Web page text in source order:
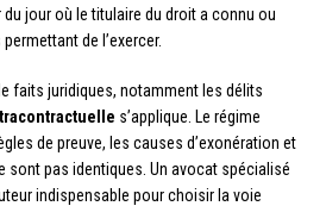
jour où le titulaire du droit a connu ou
de l’exercer.
faits juridiques, notamment les délits
s’applique. Le régime
de preuve, les causes d’exonération et
sont pas identiques. Un avocat spécialisé
indispensable pour choisir la voie